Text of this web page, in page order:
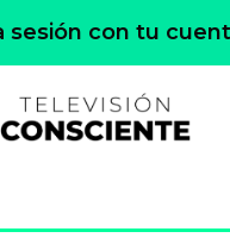
sesión con tu